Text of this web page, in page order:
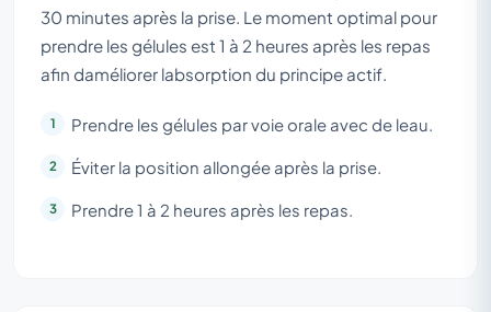
30 minutes après la prise. Le moment optimal pour
prendre les gélules est 1 à 2 heures après les repas
afin daméliorer labsorption du principe actif.
Prendre les gélules par voie orale avec de leau.
Éviter la position allongée après la prise.
Prendre 1 à 2 heures après les repas.